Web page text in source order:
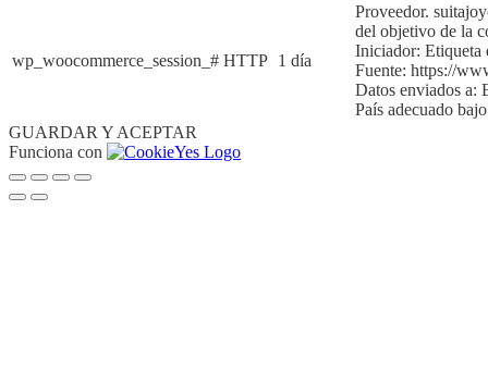
wp_woocommerce_session_# HTTP 1 día
Proveedor.
del objetivo de la
Iniciador: Etiqueta
Fuente: https://
Datos enviados a:
País adecuado
GUARDAR Y ACEPTAR
Funciona con